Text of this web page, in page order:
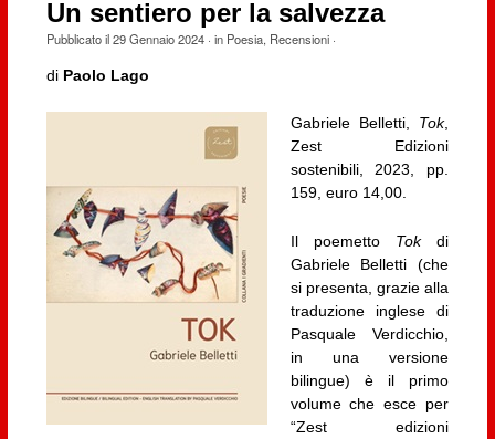
Un sentiero per la salvezza
Pubblicato il29 Gennaio 2024· in Poesia, Recensioni·
di Paolo Lago
Gabriele Belletti, Tok,
Zest Edizioni
sostenibili, 2023, pp.
159, euro 14,00.
Il poemetto Tokdi
Gabriele Belletti (che
si presenta, grazie alla
traduzione inglese di
Pasquale Verdicchio,
in una versione
bilingue) è il primo
volume che esce per
“Zest edizioni